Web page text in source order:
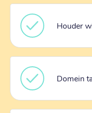
Houder
Domein